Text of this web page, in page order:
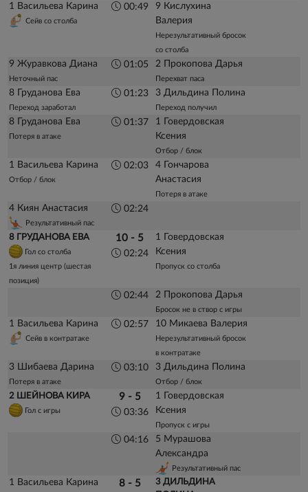
1 Васильева Карина
Сейв со столба
00:49
9 Кислухина
Валерия
Нерезультативный бросок
со столба
9 Журавкова Диана
Неточный пас
01:05 2 Прокопова Дарья
Перехват паса
8 Груданова Ева
Переход заработал
01:23 3 Дильдина Полина
Переход получил
8 Груданова Ева
Потеря в атаке
01:37
1 Говердовская
Ксения
Отбор / блок
1 Васильева Карина
Отбор / блок
02:03
4 Гончарова
Анастасия
Потеря в атаке
4 Киян Анастасия
Результативный пас
02:24
8 ГРУДАНОВА ЕВА
Гол со столба
1я линия центр (шестая
позиция)
10 - 5
02:24
1 Говердовская
Ксения
Пропуск со столба
02:44 2 Прокопова Дарья
Бросок не в створ с игры
1 Васильева Карина
Сейв в контратаке
02:57 10 Микаева Валерия
Нерезультативный бросок
в контратаке
3 Шибаева Дарина
Потеря в атаке
03:10 3 Дильдина Полина
Отбор / блок
2 ШЕЙНОВА КИРА
Гол с игры
9 - 5
03:36
1 Говердовская
Ксения
Пропуск с игры
04:16
5 Мурашова
Александра
Результативный пас
1 Васильева Карина 8 - 5
3 ДИЛЬДИНА